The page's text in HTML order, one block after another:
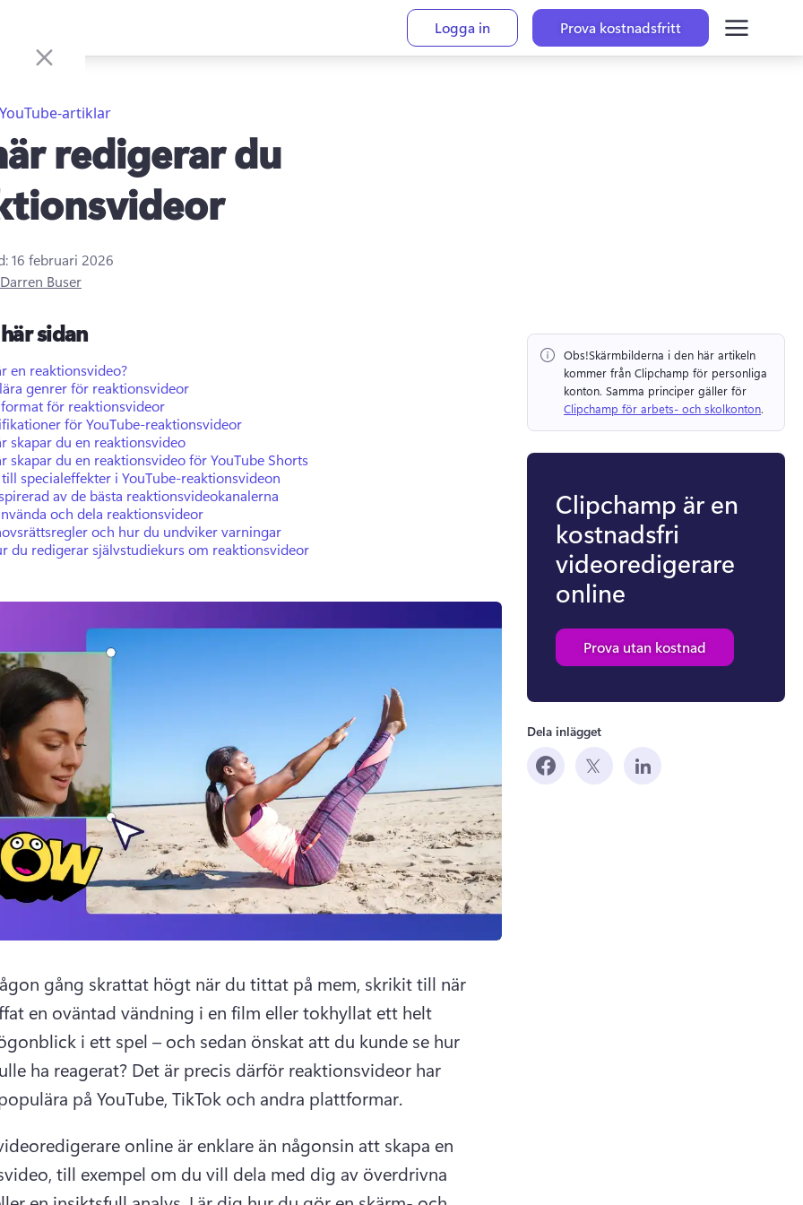
Logga in Prova kostnadsfritt
YouTube-artiklar
redigerar du
16 februari 2026
Darren Buser
sidan
en reaktionsvideo?
genrer för reaktionsvideor
för reaktionsvideor
för YouTube-reaktionsvideor
skapar du en reaktionsvideo
skapar du en reaktionsvideo för YouTube Shorts
specialeffekter i YouTube-reaktionsvideon
av de bästa reaktionsvideokanalerna
och dela reaktionsvideor
och hur du undviker varningar
du redigerar självstudiekurs om reaktionsvideor
gång skrattat högt när du tittat på mem, skrikit till när
en oväntad vändning i en film eller tokhyllat ett helt
i ett spel – och sedan önskat att du kunde se hur
ha reagerat? Det är precis därför reaktionsvideor har
på YouTube, TikTok och andra plattformar.
online är enklare än någonsin att skapa en
till exempel om du vill dela med dig av överdrivna
Obs!Skärmbilderna i den här artikeln
kommer från Clipchamp för personliga
konton.
Clipchamp för arbets- och skolkonton.
Clipchamp är en
kostnadsfri
videoredigerare
online
Prova utan kostnad
Dela inlägget